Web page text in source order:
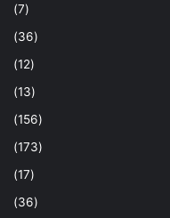
(7)
(36)
(12)
(13)
(156)
(173)
(17)
(36)